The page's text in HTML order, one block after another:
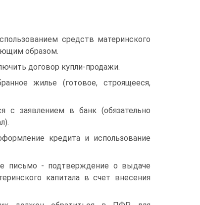
средств материнского
образом.
договор купли-продажи.
жилье (готовое, строящееся,
с заявлением в банк (обязательно
кредита и использование
письмо - подтверждение о выдаче
капитала в счет внесения